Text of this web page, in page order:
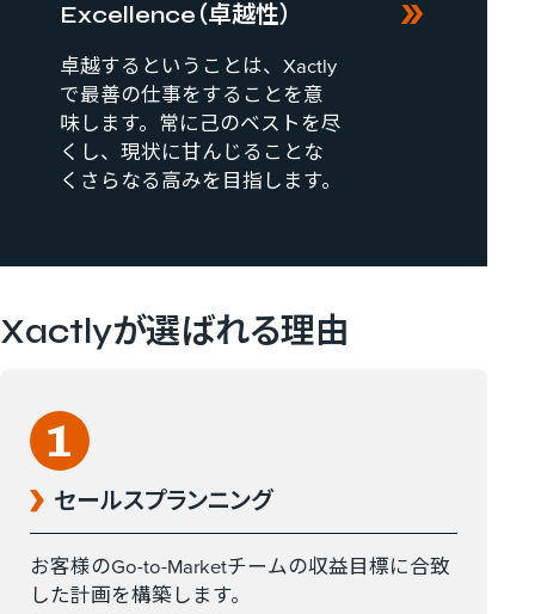
Excellence（卓越性）
卓越するということは、Xactly
で最善の仕事をすることを意
味します。常に己のベストを尽
くし、現状に甘んじることな
くさらなる高みを目指します。
新しいタブで開く
Xactlyが​選ばれる​理由
セールスプランニング
お客様のGo-to-Marketチームの収益目標に合致
した計画を構築します。